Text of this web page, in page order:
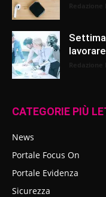
CATEGORIE PIÙ
News
Portale Focus On
Portale Evidenza
Sicurezza